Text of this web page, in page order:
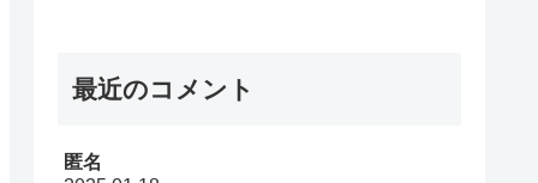
最近のコメント
匿名